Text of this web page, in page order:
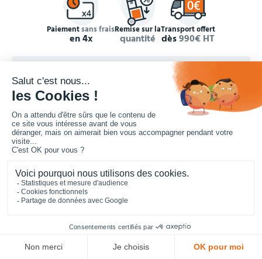
Paiementsans frais
en 4x
Remise sur la
quantité
Transport offert
dès990€ HT
Concepteur et fournisseur de mobilier urbain,
aux besoins d'équipements des services des collectivités locales,
des entreprises de travaux publics, lycées, écoles.
Infos pratiques
Votre compte 